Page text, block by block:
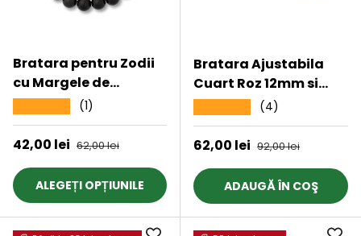
Bratara pentru Zodii
cu Margele de
Obsidian, Pandantiv
Mana Fatimei si
Ochiul „Rau”
(1)
Preț de vânzare
42,00 lei Preț obișnuit
62,00 lei
ALEGEȚI OPȚIUNILE
Bratara Ajustabila
Cuart Roz 12mm si
Pietre Mixte pentru
Vindecare
(4)
Preț de vânzare
62,00 lei Preț obișnuit
92,00 lei
ADAUGĂ ÎN COŞ